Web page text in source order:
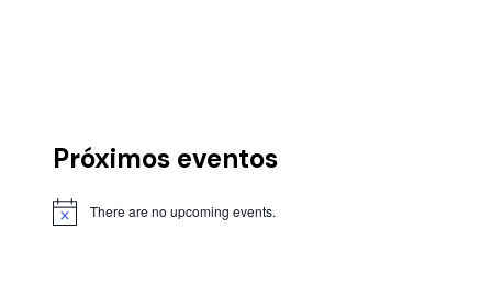
Próximos eventos
There are no upcoming events.